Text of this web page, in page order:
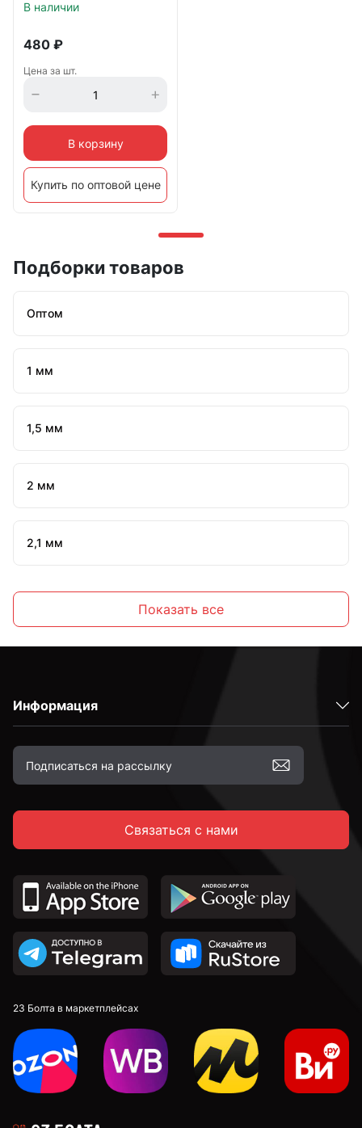
В наличии
480 ₽
Цена за шт.
В корзину
Купить по оптовой цене
Подборки товаров
Оптом
1 мм
1,5 мм
2 мм
2,1 мм
2,4 мм
2,5 мм
2,7 мм
2,8 мм
2,9 мм
3 мм
Показать все
Информация
Связаться с нами
23 Болта в маркетплейсах